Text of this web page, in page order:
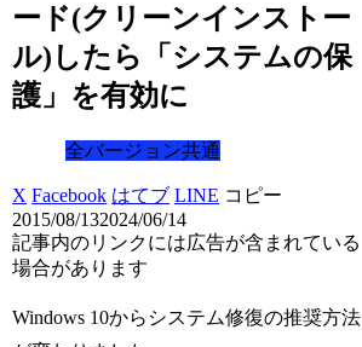
ード(クリーンインストー
ル)したら「システムの保
護」を有効に
全バージョン共通
X Facebook はてブ LINE コピー
2015/08/132024/06/14
記事内のリンクには広告が含まれている
場合があります
Windows 10からシステム修復の推奨方法